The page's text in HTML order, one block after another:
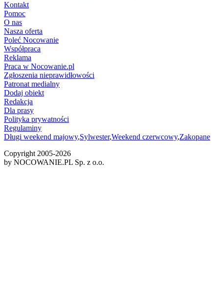
Kontakt
Pomoc
O nas
Nasza oferta
Poleć Nocowanie
Współpraca
Reklama
Praca w Nocowanie.pl
Zgłoszenia nieprawidłowości
Patronat medialny
Dodaj obiekt
Redakcja
Dla prasy
Polityka prywatności
Regulaminy
Długi weekend majowy,Sylwester,Weekend czerwcowy,Zakopane
Copyright 2005-2026
by NOCOWANIE.PL Sp. z o.o.